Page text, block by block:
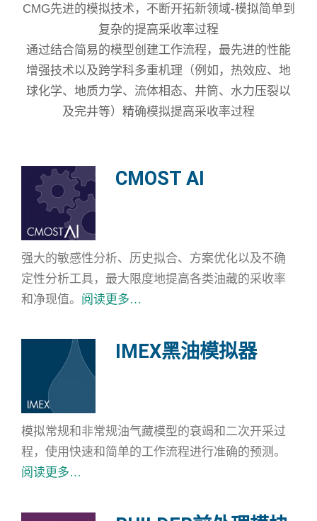
CMG先进的模拟技术，不断开拓新领域-模拟简单到
复杂的提高采收率过程
通过结合简易的模型创建工作流程，最先进的性能
增强技术以及跨学科多重机理（例如，热效应、地
球化学、地质力学、流体相态、井筒、水力压裂以
及完井等）精确模拟提高采收率过程
CMOST AI
强大的敏感性分析、历史拟合、方案优化以及不确
定性分析工具，最大限度地提高各类油藏的采收率
和净现值。 阅读更多…
IMEX黑油模拟器
模拟常规和非常规油气藏模型的衰竭和二次开采过
程，使用快速和简单的工作流程进行准确的预测。
阅读更多…